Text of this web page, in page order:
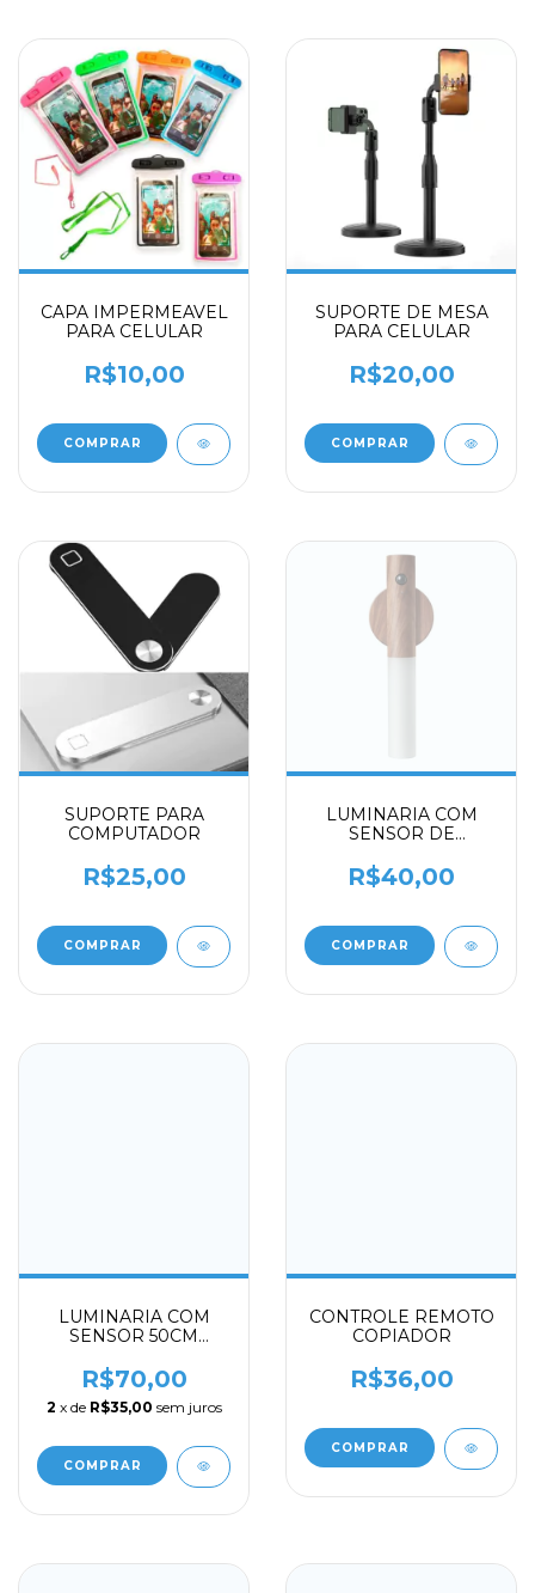
CAPA IMPERMEAVEL
PARA CELULAR
R$10,00
COMPRAR
SUPORTE DE MESA
PARA CELULAR
R$20,00
SUPORTE PARA
COMPUTADOR
R$25,00
COMPRAR
LUMINARIA COM
SENSOR DE
RECARREGAVEL
R$40,00
LUMINARIA COM
SENSOR 50CM
CORES
R$70,00
2 x de R$35,00 sem juros
CONTROLE REMOTO
COPIADOR
R$36,00